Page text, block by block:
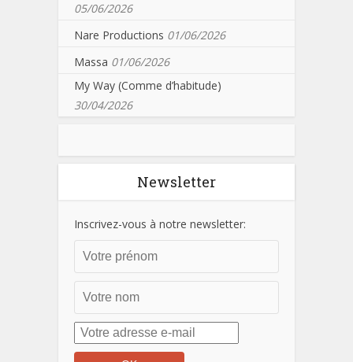
05/06/2026
Nare Productions 01/06/2026
Massa 01/06/2026
My Way (Comme d’habitude)
30/04/2026
Newsletter
Inscrivez-vous à notre newsletter: